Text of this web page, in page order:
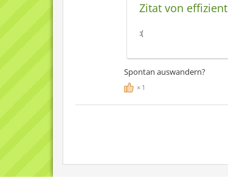
Zitat von effizient
:(
Spontan auswandern?
1